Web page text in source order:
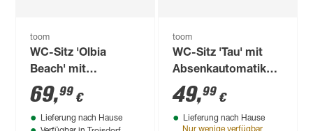
toom
WC-Sitz 'Olbia
Beach' mit
Absenkautomatik
weiß Duroplast
69,99 €
Lieferung nach Hause
toom
WC-Sitz 'Tau' mit
Absenkautomatik
Holzkern
49,99 €
Lieferung nach Hause